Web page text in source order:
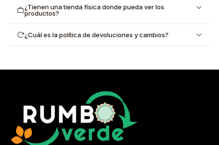
¿Tienen una tienda física donde pueda ver los
productos?
¿Cuál es la política de devoluciones y cambios?